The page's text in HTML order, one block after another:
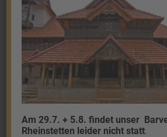
Granalien
Palladium
Platin
Silber
Am 29.7. + 5.8. findet unser
Rheinstetten leider nicht statt.